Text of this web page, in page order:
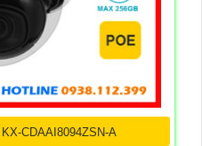
CDAAI8094ZSN-A